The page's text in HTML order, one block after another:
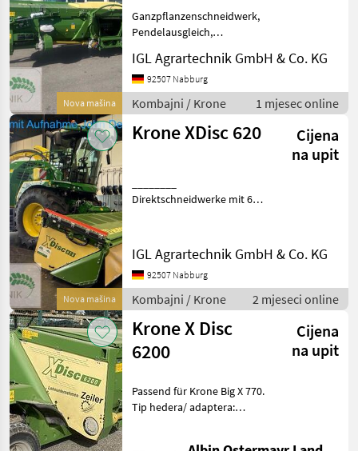
Nova mašina
Ganzpflanzenschneidwerk,
Pendelausgleich,
Schneidwerksführung
(Autocontour...),
Schneidwerkswagen
________ 7, 10 m
Arbeitsbreite für noch
höhere Durch
IGL Agrartechnik GmbH & Co. KG
92507 Nabburg
Kombajni / Krone 1 mjesec online
Nova mašina
Krone XDisc 620
Cijena
na upit
Direktschneidwerke mit 6,
Durchsatz, geringer
Leistungsbedarf KRONE
EasyCut Mähwerk-Technik -
Weltweit bewährt KRONE S
IGL Agrartechnik GmbH & Co. KG
92507 Nabburg
Kombajni / Krone 2 mjeseci online
Krone X Disc
6200
Cijena
na upit
Passend für Krone Big X 770.
Tip hedera/ adaptera: